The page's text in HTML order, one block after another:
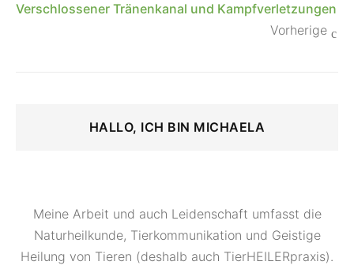
Verschlossener Tränenkanal und Kampfverletzungen
Vorherige
HALLO, ICH BIN MICHAELA
Meine Arbeit und auch Leidenschaft umfasst die
Naturheilkunde, Tierkommunikation und Geistige
Heilung von Tieren (deshalb auch TierHEILERpraxis).